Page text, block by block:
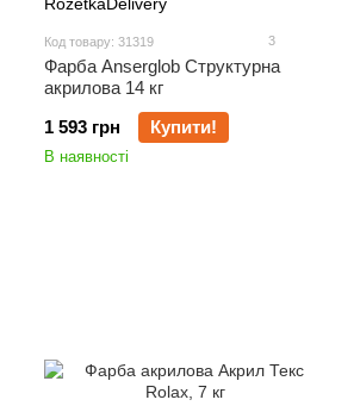
Код товару: 31319 3
Фарба Anserglob Структурна
акрилова 14 кг
1 593 грн
Купити!
В наявності